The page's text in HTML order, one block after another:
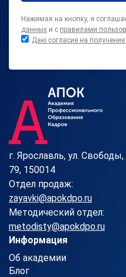
Нажимая на кнопку, я
данных и с правилами
Даю согласие на
г. Ярославль, ул. Свободы,
79, 150014
Отдел продаж:
zayavki@apokdpo.ru
Методический отдел:
metodisty@apokdpo.ru
Информация
Об академии
Блог